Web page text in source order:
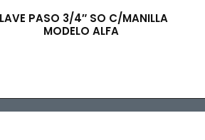
PASO 3/4″ SO C/MANILLA
MODELO ALFA